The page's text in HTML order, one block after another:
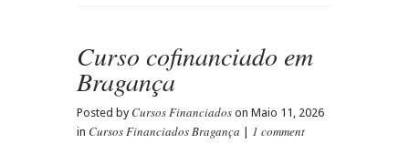
Curso cofinanciado em
Bragança
Posted by Cursos Financiados on Maio 11, 2026
in Cursos Financiados Bragança 1 comment